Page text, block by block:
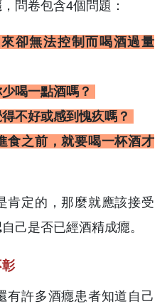
問卷包含4個問題：
卻無法控制而喝酒過量
喝一點酒嗎？
不好或感到愧疚嗎？
食之前，就要喝一杯酒才
肯定的，那麼就應該接受
己是否已經酒精成癮。
彰
有許多酒癮患者知道自己